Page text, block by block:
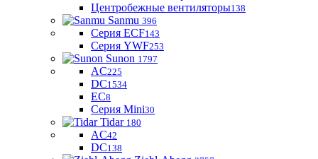
Центробежные вентиляторы138
Sanmu 396
Серия ECF143
Серия YWF253
Sunon 1797
AC225
DC1534
EC8
Серия Mini30
Tidar 180
AC42
DC138